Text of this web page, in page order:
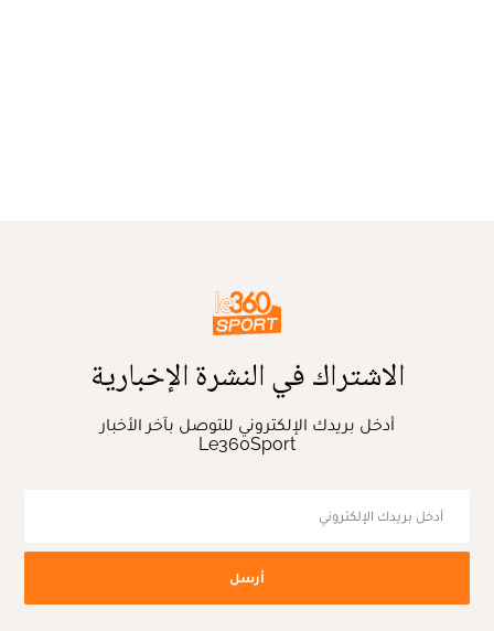
الاشتراك في النشرة الإخبارية
أدخل بريدك الإلكتروني للتوصل بآخر الأخبار
Le360Sport
أرسل